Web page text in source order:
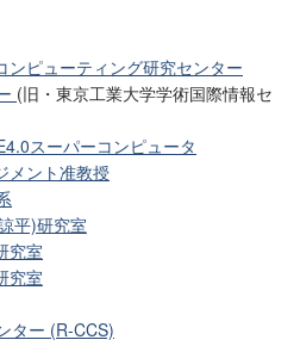
ンピューティング研究センター
(旧・東京工業大学学術国際情報セ
スーパーコンピュータ
メント准教授
平)研究室
究室
究室
ター (R-CCS)